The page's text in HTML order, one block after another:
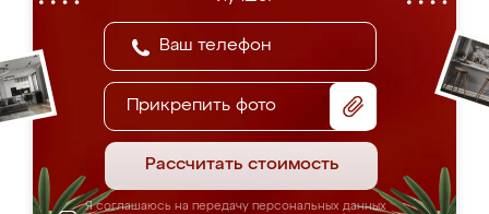
Прикрепить фото
Рассчитать стоимость
Я соглашаюсь на передачу персональных данных